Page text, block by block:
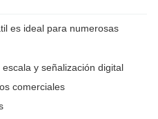
es ideal para numerosas
y señalización digital
comerciales